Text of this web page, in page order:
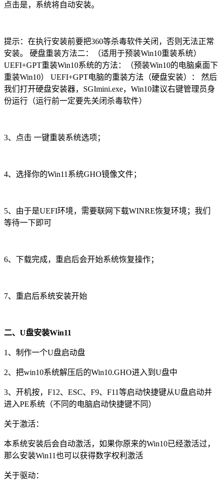
点击是，系统将自动安装。
提示：在执行安装前要把360等杀毒软件关闭，否则无法正常
安装。 硬盘重装方法二：（适用于预装Win10重装系统）
UEFI+GPT重装Win10系统的方法：（预装Win10的电脑桌面下
重装Win10） UEFI+GPT电脑的重装方法（硬盘安装）： 然后
我们打开硬盘安装器，SGImini.exe，Win10建议右键管理员身
份运行（运行前一定要先关闭杀毒软件）
3、点击 一键重装系统选项；
4、选择你的Win11系统GHO镜像文件；
5、由于是UEFI环境，需要联网下载WINRE恢复环境；我们
等待一下即可
6、下载完成，重启后会开始系统恢复操作；
7、重启后系统安装开始
二、U盘安装Win11
1、制作一个U盘启动盘
2、把win10系统解压后的Win10.GHO进入到U盘中
3、开机按，F12、ESC、F9、F11等启动快捷键从U盘启动并
进入PE系统（不同的电脑启动快捷键不同）
关于激活：
本系统安装后会自动激活，如果你原来的Win10已经激活过，
那么安装Win11也可以获得数字权利激活
关于驱动：